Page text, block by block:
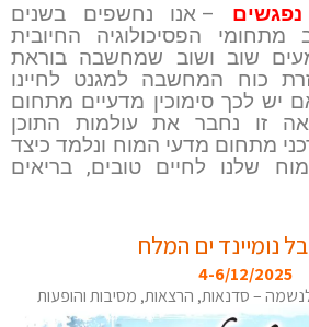
– אנו נחשפים בשנים
מתחומי הפסיכולוגיה החיובית
שוב ושוב שמחשבה בוראת
כוח המחשבה למגנט לחיינו
יש לכך סימוכין מדעיים מתחום
זו נחבר את עולמות התוכן
מתחום מדעי המוח ונלמד כיצד
שלנו לחיים טובים, בריאים
נומיינד ים המלח
4-6/12/2025